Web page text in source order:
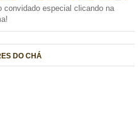
convidado especial clicando na
DO CHÁ